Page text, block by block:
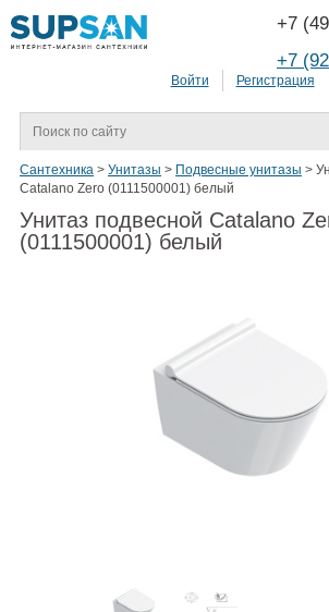
Войти Регистрация
+7
+7
Сантехника > Унитазы > Подвесные унитазы >
Catalano Zero (0111500001) белый
Унитаз подвесной Catalano
(0111500001) белый